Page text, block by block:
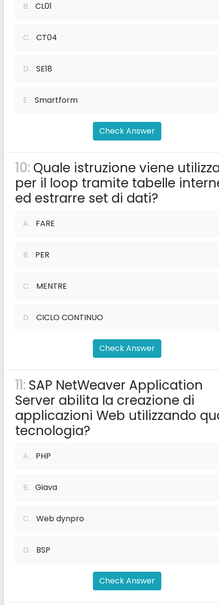
B. CL01
C. CT04
D. SE18
E. Smartform
Check Answer
10: Quale istruzione viene
per il loop tramite tabelle
ed estrarre set di dati?
A. FARE
B. PER
C. MENTRE
D. CICLO CONTINUO
Check Answer
11: SAP NetWeaver Application
Server abilita la creazione di
applicazioni Web utilizzando
tecnologia?
A. PHP
B. Giava
C. Web dynpro
D. BSP
Check Answer